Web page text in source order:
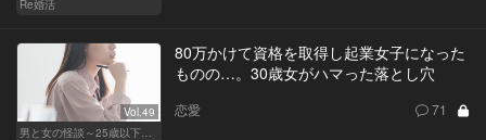
Re婚活
Vol.49
男と女の怪談～25歳以下閲覧禁止～
80万かけて資格を取得し起業女子になった
ものの…。30歳女がハマった落とし穴
恋愛 71